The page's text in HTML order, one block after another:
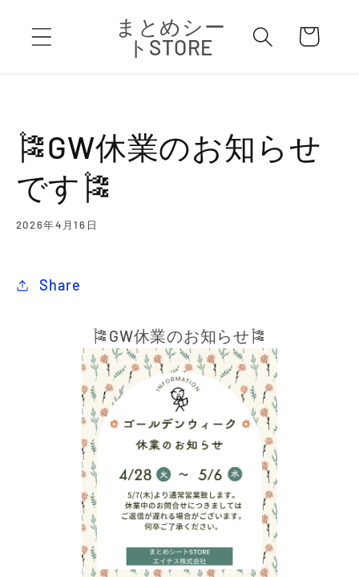
ンツに
進む
まとめシー
トSTORE
ー
🎏GW休業のお知らせ
です🎏
2026年4月16日
Share
🎏 GW休業のお知らせ🎏